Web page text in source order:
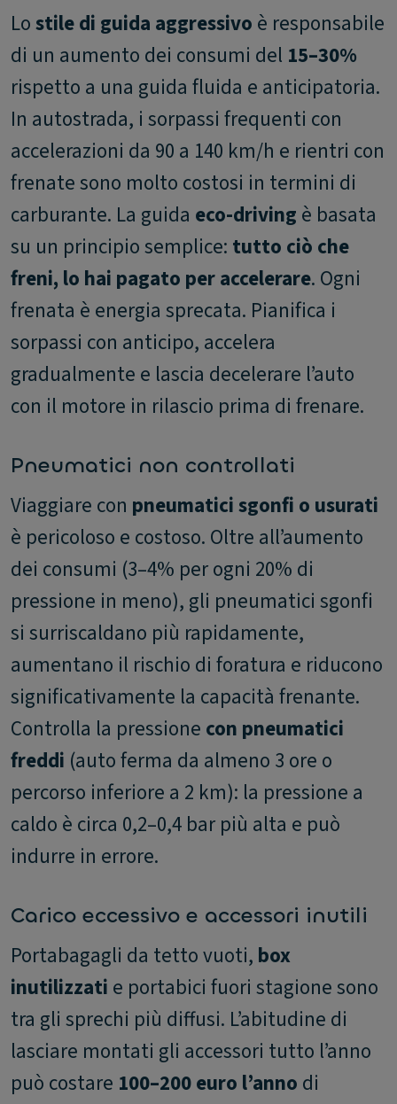
Lostile di guida aggressivo è responsabile
di un aumento dei consumi del 15–30%
rispetto a una guida fluida e anticipatoria.
In autostrada, i sorpassi frequenti con
accelerazioni da 90 a 140 km/h e rientri con
frenate sono molto costosi in termini di
carburante. La guida eco-driving è basata
su un principio semplice: tutto ciò che
freni, lo hai pagato per accelerare. Ogni
frenata è energia sprecata. Pianifica i
sorpassi con anticipo, accelera
gradualmente e lascia decelerare l’auto
con il motore in rilascio prima di frenare.
Pneumatici non controllati
Viaggiare con pneumatici sgonfi o usurati
è pericoloso e costoso. Oltre all’aumento
dei consumi (3–4% per ogni 20% di
pressione in meno), gli pneumatici sgonfi
si surriscaldano più rapidamente,
aumentano il rischio di foratura e riducono
significativamente la capacità frenante.
Controlla la pressione con pneumatici
freddi (auto ferma da almeno 3 ore o
percorso inferiore a 2 km): la pressione a
caldo è circa 0,2–0,4 bar più alta e può
indurre in errore.
Carico eccessivo e accessori inutili
Portabagagli da tetto vuoti, box
inutilizzati e portabici fuori stagione sono
tra gli sprechi più diffusi. L’abitudine di
lasciare montati gli accessori tutto l’anno
può costare 100–200 euro l’anno di